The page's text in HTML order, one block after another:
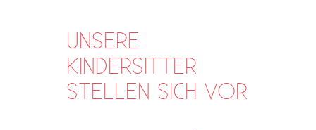
UNSERE
KINDERSITTER
STELLEN SICH VOR